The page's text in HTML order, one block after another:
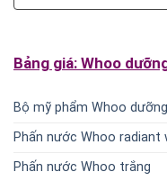
Bảng giá: Whoo
Bộ mỹ phẩm Whoo
Phấn nước Whoo radiant
Phấn nước Whoo trắng